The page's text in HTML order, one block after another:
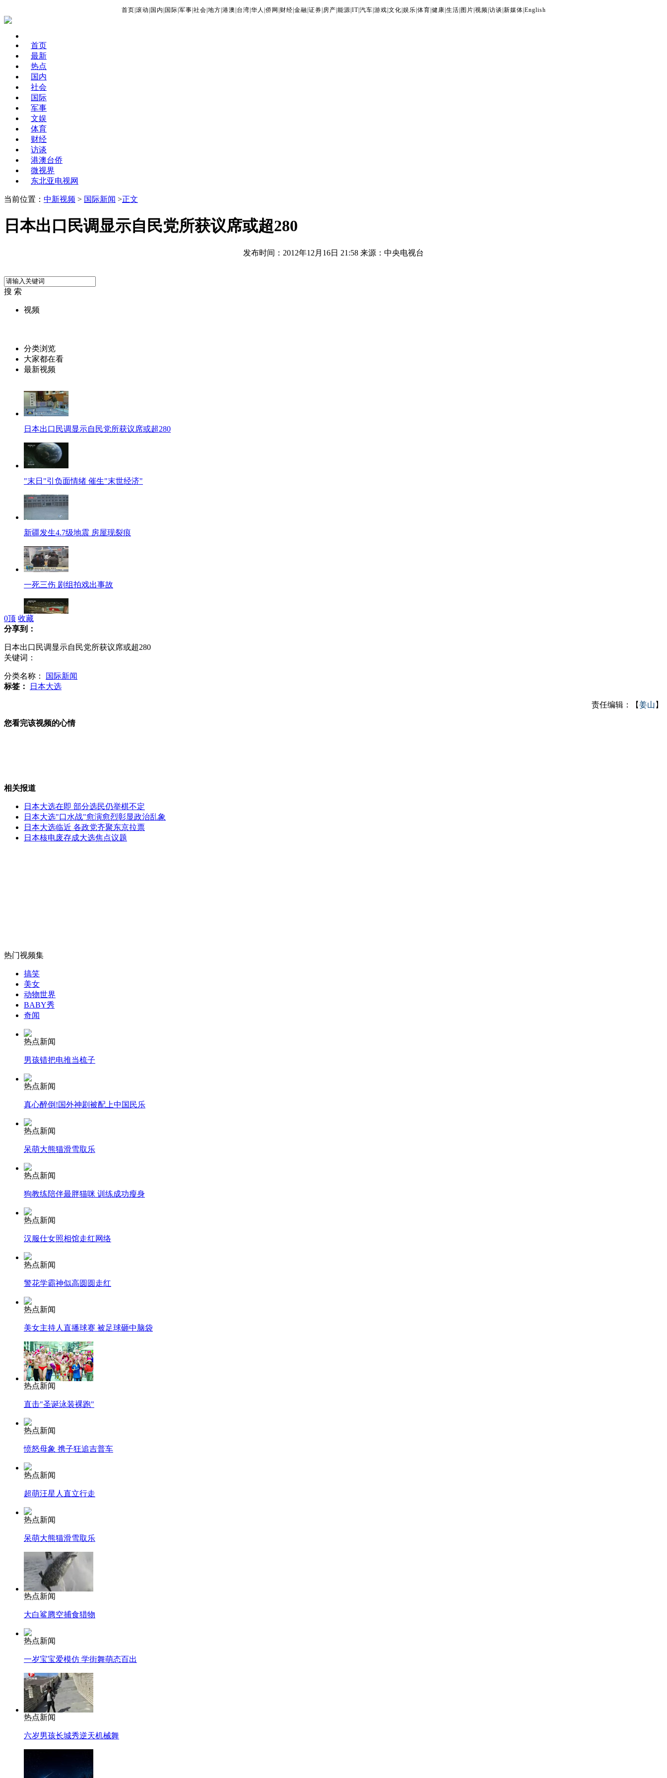
首页 滚动 国内 国际 军事 社会 地方 港澳 台湾 华人 侨网 财经 金融 证券 房产 能源 IT| 汽车 游戏 文化 娱乐 体育 健康 生活 图片 视频 访谈 新媒体 English
首页
最新
热点
国内
社会
国际
军事
文娱
体育
财经
访谈
港澳台侨
微视界
东北亚电视网
当前位置： 中新视频 > 国际新闻 >正文
日本出口民调显示自民党所获议席或超280
发布时间：2012年12月16日 21:58 来源：中央电视台
搜 索
视频
分类浏览
大家都在看
最新视频
日本出口民调显示自民党所获议席或超280
"末日"引负面情绪 催生"末世经济"
新疆发生4.7级地震 房屋现裂痕
一死三伤 剧组拍戏出事故
天空飘下百元大钞 路人纷纷捡拾
选民对自由、民主两大政党执政前景都不看好
4人散布“末日”谣言被拘留10天
公司设"睡衣日" 穿睡衣上班还发钱
外交部：反对强权政治霸凌主义
外交部：有关国家言论片面不公正
安徽一实载49人客车翻车
走！跟着总书记去植树
消防员救轻生者 花炮节热闹非凡
纽约上演“枕头大战”
司机酒驾遇交警 急速倒车逃窜
0顶 收藏
分享到：
日本出口民调显示自民党所获议席或超280
关键词：
分类名称：
国际新闻
标签：
日本大选
责任编辑：【姜山 】
您看完该视频的心情
相关报道
日本大选在即 部分选民仍举棋不定
日本大选"口水战"愈演愈烈彰显政治乱象
日本大选临近 各政党齐聚东京拉票
日本核电废存成大选焦点议题
热门视频集
搞笑
美女
动物世界
BABY秀
奇闻
热点新闻
男孩错把电推当梳子
热点新闻
真心醉倒!国外神剧被配上中国民乐
热点新闻
呆萌大熊猫滑雪取乐
热点新闻
狗教练陪伴最胖猫咪 训练成功瘦身
热点新闻
汉服仕女照相馆走红网络
热点新闻
警花学霸神似高圆圆走红
热点新闻
美女主持人直播球赛 被足球砸中脑袋
热点新闻
直击"圣诞泳装裸跑"
热点新闻
愤怒母象 携子狂追吉普车
热点新闻
超萌汪星人直立行走
热点新闻
呆萌大熊猫滑雪取乐
热点新闻
大白鲨腾空捕食猎物
热点新闻
一岁宝宝爱模仿 学街舞萌态百出
热点新闻
六岁男孩长城秀逆天机械舞